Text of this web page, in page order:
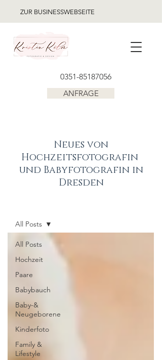
0351-85187056
ANFRAGE
ZUR BUSINESSWEBSEITE
Neues von
Hochzeitsfotografin
und Babyfotografin in
Dresden
All Posts
Hochzeit
Paare
Babybauch
Baby-&
Neugeborene
Kinderfoto
Family &
Lifestyle
All Posts